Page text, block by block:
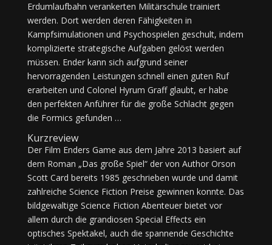
Erdumlaufbahn verankerten Militärschule trainiert
werden. Dort werden deren Fähigkeiten in
Kampfsimulationen und Psychospielen geschult, indem
komplizierte strategische Aufgaben gelöst werden
müssen. Ender kann sich aufgrund seiner
hervorragenden Leistungen schnell einen guten Ruf
erarbeiten und Colonel Hyrum Graff glaubt, er habe
den perfekten Anführer für die große Schlacht gegen
die Formics gefunden …
Kurzreview
Der Film Enders Game aus dem Jahre 2013 basiert auf
dem Roman „Das große Spiel“ der von Author Orson
Scott Card bereits 1985 geschrieben wurde und damit
zahlreiche Science Fiction Preise gewinnen konnte. Das
bildgewaltige Science Fiction Abenteuer bietet vor
allem durch die grandiosen Special Effects ein
optisches Spektakel, auch die spannende Geschichte